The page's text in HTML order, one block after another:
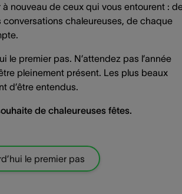
nouveau de ceux qui vous entourent :
conversations chaleureuses, de chaque
le premier pas. N’attendez pas l’année
pleinement présent. Les plus beaux
d’être entendus.
de chaleureuses fêtes.
le premier pas